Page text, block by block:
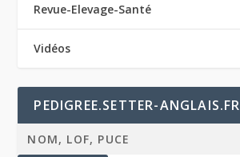
Revue-Elevage-Santé
Vidéos
PEDIGREE.SETTER-ANGLAIS.FR